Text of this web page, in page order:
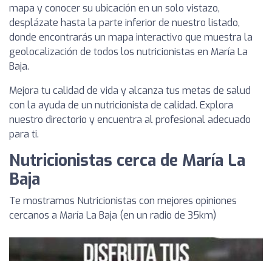
mapa y conocer su ubicación en un solo vistazo,
desplázate hasta la parte inferior de nuestro listado,
donde encontrarás un mapa interactivo que muestra la
geolocalización de todos los nutricionistas en María La
Baja.
Mejora tu calidad de vida y alcanza tus metas de salud
con la ayuda de un nutricionista de calidad. Explora
nuestro directorio y encuentra al profesional adecuado
para ti.
Nutricionistas cerca de María La
Baja
Te mostramos Nutricionistas con mejores opiniones
cercanos a María La Baja (en un radio de 35km)